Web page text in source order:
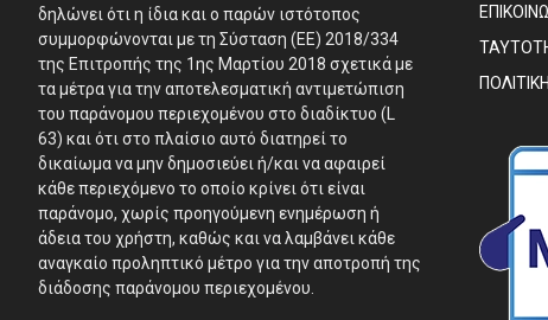
δηλώνει ότι η ίδια και ο παρών ιστότοπος
συμμορφώνονται με τη Σύσταση (ΕΕ) 2018/334
της Επιτροπής της 1ης Μαρτίου 2018 σχετικά με
τα μέτρα για την αποτελεσματική αντιμετώπιση
του παράνομου περιεχομένου στο διαδίκτυο (L
63) και ότι στο πλαίσιο αυτό διατηρεί το
δικαίωμα να μην δημοσιεύει ή/και να αφαιρεί
κάθε περιεχόμενο το οποίο κρίνει ότι είναι
παράνομο, χωρίς προηγούμενη ενημέρωση ή
άδεια του χρήστη, καθώς και να λαμβάνει κάθε
αναγκαίο προληπτικό μέτρο για την αποτροπή της
διάδοσης παράνομου περιεχομένου.